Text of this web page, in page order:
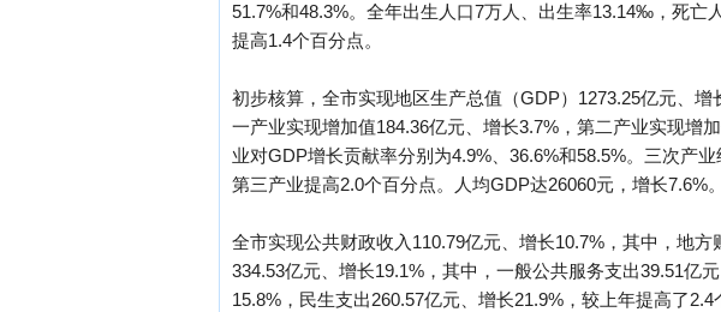
51.7%和48.3%。全年出生人口7万人、出生率13.14‰，死
提高1.4个百分点。
初步核算，全市实现地区生产总值（GDP）1273.25亿元、
一产业实现增加值184.36亿元、增长3.7%，第二产业实现增
业对GDP增长贡献率分别为4.9%、36.6%和58.5%。三次产
第三产业提高2.0个百分点。人均GDP达26060元，增长7.6%。
全市实现公共财政收入110.79亿元、增长10.7%，其中，地
334.53亿元、增长19.1%，其中，一般公共服务支出39.51亿
15.8%，民生支出260.57亿元、增长21.9%，较上年提高了2.4